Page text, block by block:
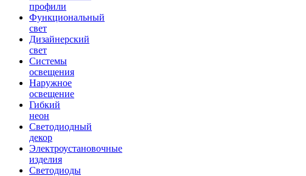
профили
Функциональный
свет
Дизайнерский
свет
Системы
освещения
Наружное
освещение
Гибкий
неон
Светодиодный
декор
Электроустановочные
изделия
Светодиоды